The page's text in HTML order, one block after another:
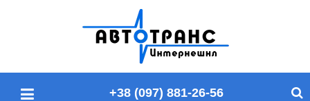
+38 (097) 881-26-56